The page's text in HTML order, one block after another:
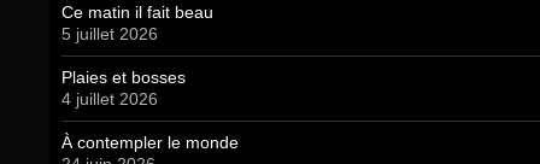
Ce matin il fait beau
5 juillet 2026
Plaies et bosses
4 juillet 2026
À contempler le monde